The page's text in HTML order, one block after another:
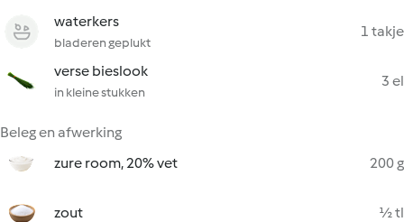
waterkers
bladeren geplukt
1 takje
verse bieslook
in kleine stukken
3 el
Beleg en afwerking
zure room, 20% vet
200 g
zout ½ tl